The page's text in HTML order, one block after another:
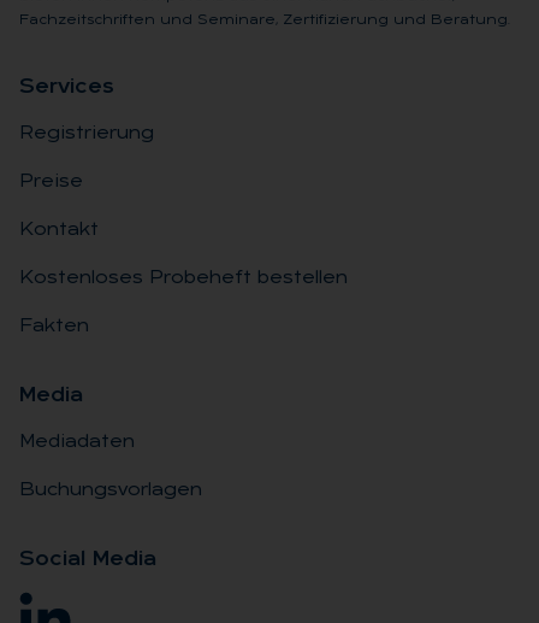
Fachzeitschriften und Seminare, Zertifizierung und Beratung.
Ser­vices
Registrierung
Preise
Kontakt
Kostenloses Probeheft bestellen
Fakten
Me­dia
Mediadaten
Buchungsvorlagen
So­ci­al Me­dia